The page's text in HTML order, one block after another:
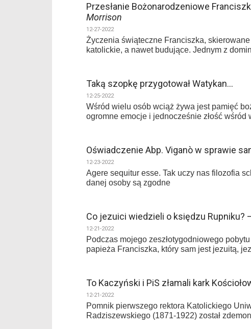
Przesłanie Bożonarodzeniowe
Morrison
12-27-2022
Życzenia świąteczne Franciszka,
katolickie, a nawet budujące. Jednym z
Taką szopkę przygotował Watykan…
12-25-2022
Wśród wielu osób wciąż żywa jest pamięć
ogromne emocje i jednocześnie złość wśród
Oświadczenie Abp. Viganò w sprawie
12-23-2022
Agere sequitur esse. Tak uczy nas filozofia
danej osoby są zgodne
Co jezuici wiedzieli o księdzu Rupniku?
12-21-2022
Podczas mojego zeszłotygodniowego
papieża Franciszka, który sam jest jezuitą,
To Kaczyński i PiS złamali kark
12-21-2022
Pomnik pierwszego rektora Katolickiego
Radziszewskiego (1871-1922) został